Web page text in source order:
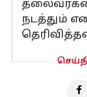
நடத்தும்